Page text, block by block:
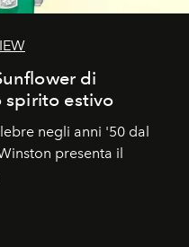
di
spirito estivo
negli anni '50 dal
presenta il